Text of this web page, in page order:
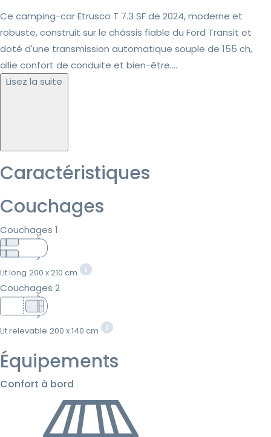
Ce camping-car Etrusco T 7.3 SF de 2024, moderne et
robuste, construit sur le châssis fiable du Ford Transit et
doté d'une transmission automatique souple de 155 ch,
allie confort de conduite et bien-être....
Lisez la suite
Caractéristiques
Couchages
Couchages 1
Lit long 200 x 210 cm
Couchages 2
Lit relevable 200 x 140 cm
Équipements
Confort à bord